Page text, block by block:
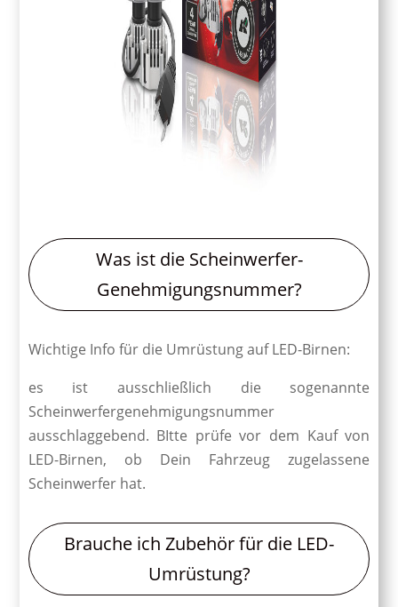
Was ist die Scheinwerfer-
Genehmigungsnummer?
Wichtige Info für die Umrüstung auf LED-Birnen:
es ist ausschließlich die sogenannte
Scheinwerfergenehmigungsnummer
ausschlaggebend. BItte prüfe vor dem Kauf von
LED-Birnen, ob Dein Fahrzeug zugelassene
Scheinwerfer hat.
Brauche ich Zubehör für die LED-
Umrüstung?